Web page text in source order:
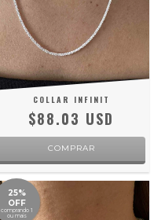
COLLAR INFINIT
$88.03 USD
COMPRAR
25%
OFF
comprando 1
ou mais